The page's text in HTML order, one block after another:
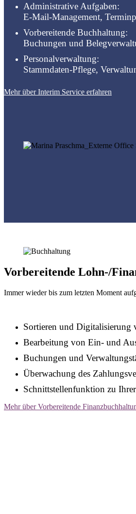
Administrative Aufgaben:
E-Mail-Management,
Vorbereitende Buchhaltung:
Buchungen und
Personalverwaltung:
Stammdaten-Pflege,
Mehr über Interim Service erfahren
Vorbereitende Lohn-/
Immer wieder bis zum letzten Moment
Sortieren und Digitalisierung
Bearbeitung von Ein- und
Buchungen und
Überwachung des
Schnittstellenfunktion zu
Mehr über Vorbereitende